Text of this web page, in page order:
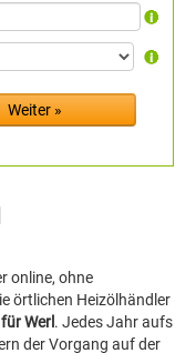
online, ohne
örtlichen Heizölhändler
Werl . Jedes Jahr aufs
der Vorgang auf der